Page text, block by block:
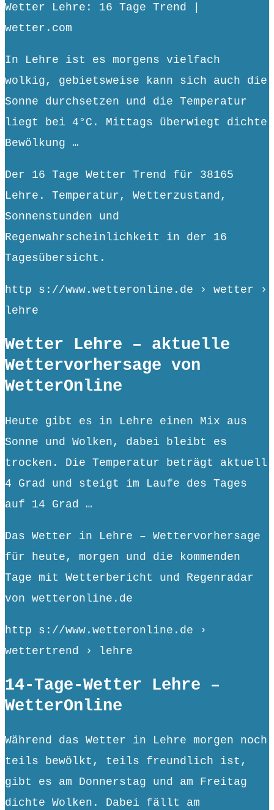
Wetter Lehre: 16 Tage Trend |
wetter.com
In Lehre ist es morgens vielfach
wolkig, gebietsweise kann sich auch die
Sonne durchsetzen und die Temperatur
liegt bei 4°C. Mittags überwiegt dichte
Bewölkung …
Der 16 Tage Wetter Trend für 38165
Lehre. Temperatur, Wetterzustand,
Sonnenstunden und
Regenwahrscheinlichkeit in der 16
Tagesübersicht.
http s://www.wetteronline.de › wetter ›
lehre
Wetter Lehre – aktuelle
Wettervorhersage von
WetterOnline
Heute gibt es in Lehre einen Mix aus
Sonne und Wolken, dabei bleibt es
trocken. Die Temperatur beträgt aktuell
4 Grad und steigt im Laufe des Tages
auf 14 Grad …
Das Wetter in Lehre – Wettervorhersage
für heute, morgen und die kommenden
Tage mit Wetterbericht und Regenradar
von wetteronline.de
http s://www.wetteronline.de ›
wettertrend › lehre
14-Tage-Wetter Lehre –
WetterOnline
Während das Wetter in Lehre morgen noch
teils bewölkt, teils freundlich ist,
gibt es am Donnerstag und am Freitag
dichte Wolken. Dabei fällt am